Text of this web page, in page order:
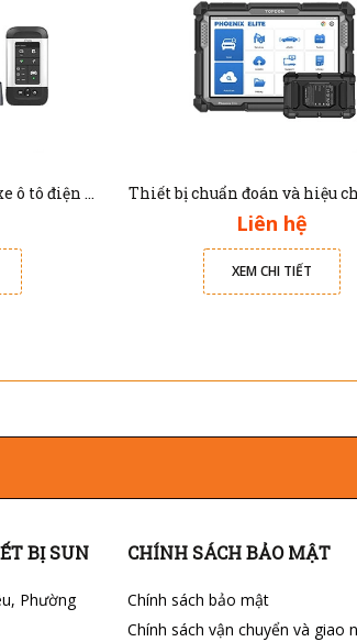
Thiết bị chuẩn đoán cho xe ô tô điện E2 Pro Xtool
Liên hệ
XEM CHI TIẾT
BỊ SUN
Phường
CHÍNH SÁCH BẢO MẬT
Chính sách bảo mật
Chính sách vận chuyển và giao